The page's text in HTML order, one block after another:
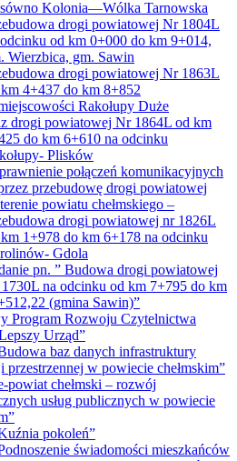
Kolonia—Wólka Tarnowska
drogi powiatowej Nr 1804L
od km 0+000 do km 9+014,
Wierzbica, gm. Sawin
drogi powiatowej Nr 1863L
4+437 do km 8+852
Rakołupy Duże
drogi powiatowej Nr 1864L od km
do km 6+610 na odcinku
Plisków
połączeń komunikacyjnych
przebudowę drogi powiatowej
powiatu chełmskiego –
drogi powiatowej nr 1826L
1+978 do km 6+178 na odcinku
Gdola
pn. ” Budowa drogi powiatowej
na odcinku od km 7+795 do km
(gmina Sawin)”
Program Rozwoju Czytelnictwa
Urząd”
baz danych infrastruktury
przestrzennej w powiecie chełmskim”
powiat chełmski – rozwój
usług publicznych w powiecie
pokoleń”
świadomości mieszkańców